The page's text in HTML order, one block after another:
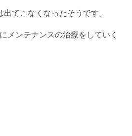
てこなくなったそうです。
メンテナンスの治療をしていく